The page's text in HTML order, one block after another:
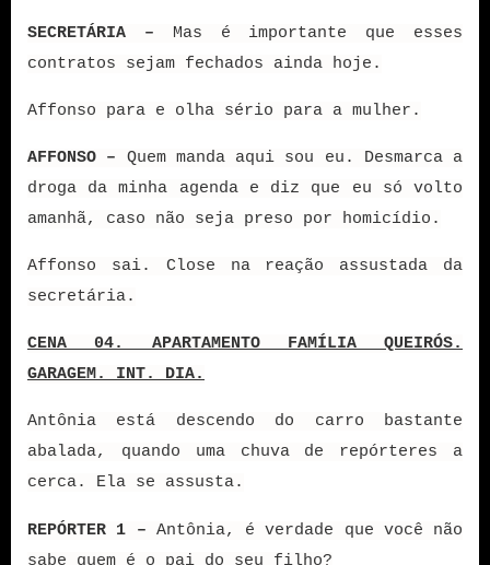
SECRETÁRIA – Mas é importante que esses
contratos sejam fechados ainda hoje.
Affonso para e olha sério para a mulher.
AFFONSO – Quem manda aqui sou eu. Desmarca a
droga da minha agenda e diz que eu só volto
amanhã, caso não seja preso por homicídio.
Affonso sai. Close na reação assustada da
secretária.
CENA 04. APARTAMENTO FAMÍLIA QUEIRÓS.
GARAGEM. INT. DIA.
Antônia está descendo do carro bastante
abalada, quando uma chuva de repórteres a
cerca. Ela se assusta.
REPÓRTER 1 – Antônia, é verdade que você não
sabe quem é o pai do seu filho?